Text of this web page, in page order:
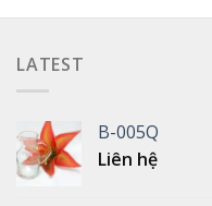
LATEST
B-005Q
Liên hệ